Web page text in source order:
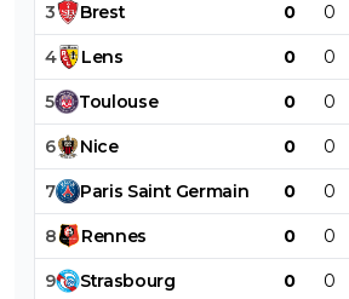
3 Brest 0 0
4 Lens 0 0
5 Toulouse 0 0
6 Nice 0 0
7 Paris Saint Germain 0 0
8 Rennes 0 0
9 Strasbourg 0 0